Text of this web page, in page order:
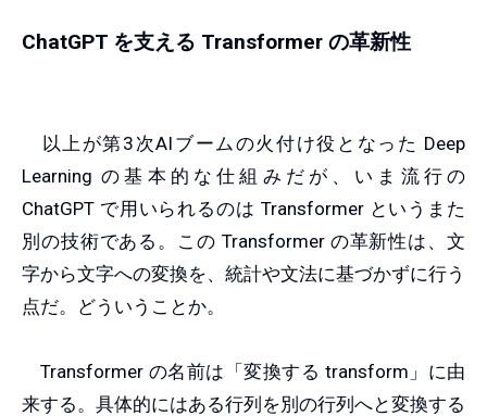
ChatGPT を支える Transformer の革新性
以上が第3次AIブームの火付け役となった Deep
Learning の基本的な仕組みだが、いま流行の
ChatGPT で用いられるのは Transformer というまた
別の技術である。この Transformer の革新性は、文
字から文字への変換を、統計や文法に基づかずに行う
点だ。どういうことか。
Transformer の名前は「変換する transform」に由
来する。具体的にはある行列を別の行列へと変換する